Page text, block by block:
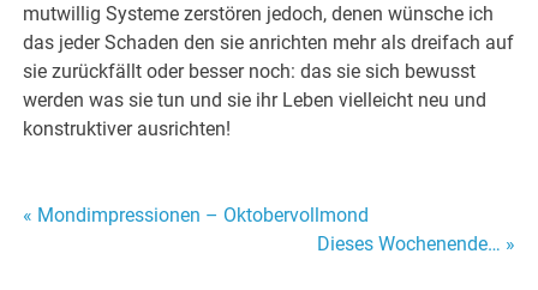
mutwillig Systeme zerstören jedoch, denen wünsche ich
das jeder Schaden den sie anrichten mehr als dreifach auf
sie zurückfällt oder besser noch: das sie sich bewusst
werden was sie tun und sie ihr Leben vielleicht neu und
konstruktiver ausrichten!
Beitragsnavigation
« Mondimpressionen – Oktobervollmond
Dieses Wochenende… »